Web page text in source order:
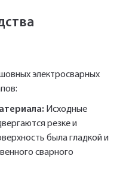
электросварных
Исходные
резке и
была гладкой и
сварного